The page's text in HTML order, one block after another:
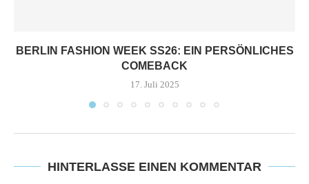
BERLIN FASHION WEEK SS26: EIN PERSÖNLICHES
COMEBACK
17. Juli 2025
HINTERLASSE EINEN KOMMENTAR